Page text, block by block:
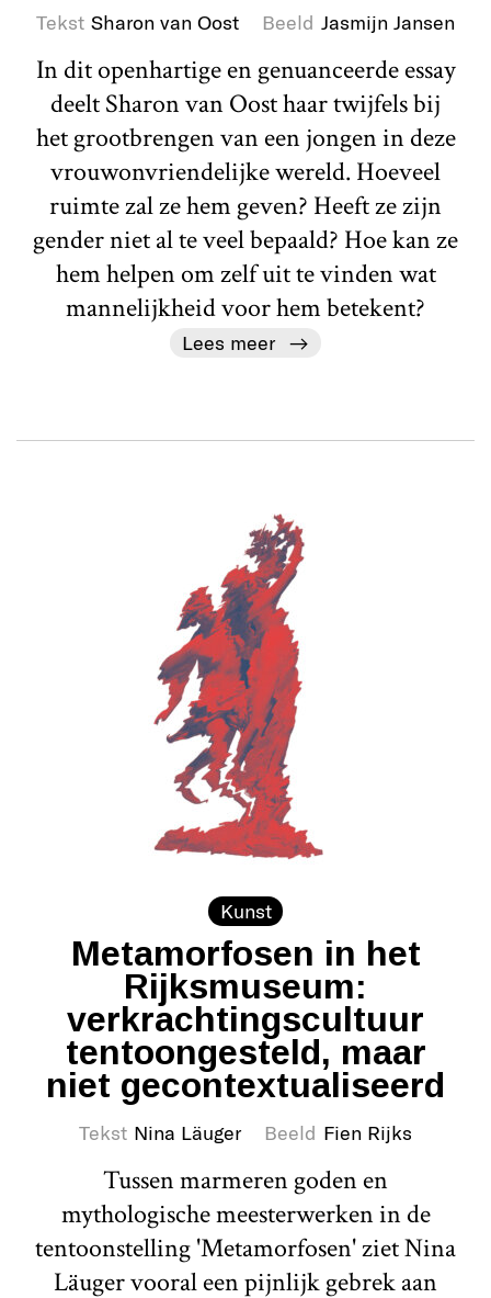
Tekst Sharon van Oost Beeld Jasmijn Jansen
In dit openhartige en genuanceerde essay
deelt Sharon van Oost haar twijfels bij
het grootbrengen van een jongen in deze
vrouwonvriendelijke wereld. Hoeveel
ruimte zal ze hem geven? Heeft ze zijn
gender niet al te veel bepaald? Hoe kan ze
hem helpen om zelf uit te vinden wat
mannelijkheid voor hem betekent?
Lees meer
Kunst
Metamorfosen in het
Rijksmuseum:
verkrachtingscultuur
tentoongesteld, maar
niet gecontextualiseerd
Tekst Nina Läuger Beeld Fien Rijks
Tussen marmeren goden en
mythologische meesterwerken in de
tentoonstelling 'Metamorfosen' ziet Nina
Läuger vooral een pijnlijk gebrek aan